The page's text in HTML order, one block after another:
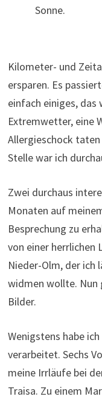
Sonne.
Kilometer- und
ersparen. Es
einfach einiges, das
Extremwetter, eine
Allergieschock
Stelle war ich
Zwei durchaus
Monaten auf
Besprechung zu
von einer herrlichen
Nieder-Olm, der ich
widmen wollte. Nun
Bilder.
Wenigstens habe
verarbeitet. Sechs
meine Irrläufe bei
Traisa. Zu einem